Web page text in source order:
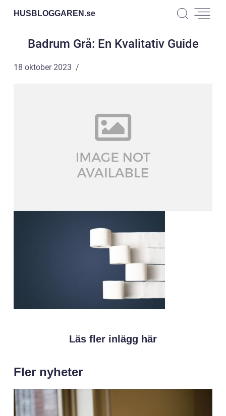
HUSBLOGGAREN.se
Badrum Grå: En Kvalitativ Guide
18 oktober 2023
Läs fler inlägg här
Fler nyheter